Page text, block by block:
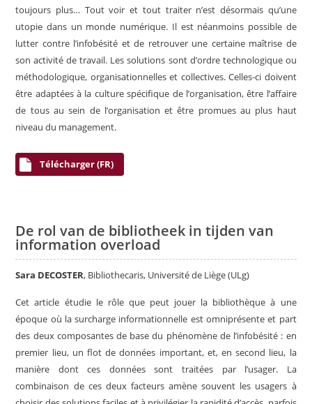
toujours plus… Tout voir et tout traiter n’est désormais qu’une
utopie dans un monde numérique. Il est néanmoins possible de
lutter contre l’infobésité et de retrouver une certaine maîtrise de
son activité de travail. Les solutions sont d’ordre technologique ou
méthodologique, organisationnelles et collectives. Celles-ci doivent
être adaptées à la culture spécifique de l’organisation, être l’affaire
de tous au sein de l’organisation et être promues au plus haut
niveau du management.
Télécharger (FR)
De rol van de bibliotheek in tijden van
information overload
Sara DECOSTER, Bibliothecaris, Université de Liège (ULg)
Cet article étudie le rôle que peut jouer la bibliothèque à une
époque où la surcharge informationnelle est omniprésente et part
des deux composantes de base du phénomène de l’infobésité : en
premier lieu, un flot de données important, et, en second lieu, la
manière dont ces données sont traitées par l’usager. La
combinaison de ces deux facteurs amène souvent les usagers à